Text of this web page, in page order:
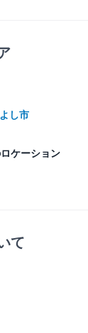
し市
ケーション
て